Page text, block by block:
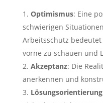
Optimismus: Eine
schwierigen
Arbeitsschutz
vorne zu schauen und
Akzeptanz: Die
anerkennen und
Lösungsorientierung